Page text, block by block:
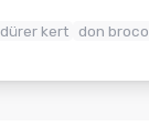
dürer kert don broco